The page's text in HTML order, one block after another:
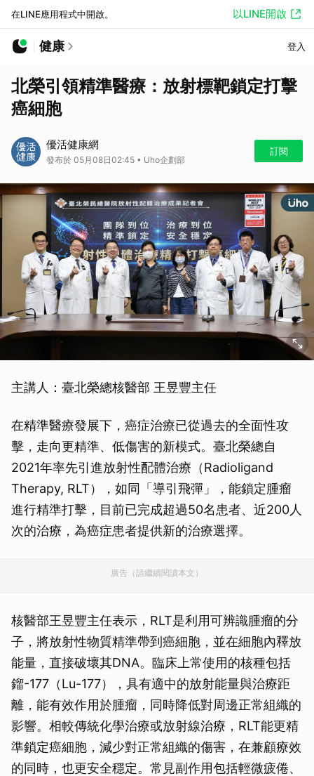
在LINE應用程式中開啟。 以LINE開啟
健康 登入
北榮引領精準醫療：放射標靶鎖定打擊
癌細胞
優活健康網
發布於 05月08日02:45 • Uho企劃部
訂閱
主講人：臺北榮總核醫部 王昱豐主任
在精準醫療發展下，癌症治療已從過去的全面性攻
擊，走向更精準、低傷害的新模式。臺北榮總自
2021年率先引進放射性配體治療（Radioligand
Therapy, RLT），如同「導引飛彈」，能鎖定腫瘤
進行精準打擊，目前已完成超過50名患者、近200人
次的治療，為癌症患者提供新的治療選擇。
廣告（請繼續閱讀本文）
核醫部王昱豐主任表示，RLT是利用可辨識腫瘤的分
子，將放射性物質精準帶到癌細胞，並在細胞內釋放
能量，直接破壞其DNA。臨床上常使用的核種包括
鎦-177（Lu-177），具有適中的放射能量與治療距
離，能有效作用於腫瘤，同時降低對周邊正常組織的
影響。相較傳統化學治療或放射線治療，RLT能更精
準鎖定癌細胞，減少對正常組織的傷害，在兼顧療效
的同時，也更安全穩定。常見副作用包括輕微疲倦、